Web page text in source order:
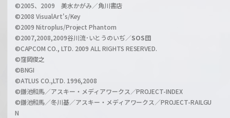
n
l
©2005、2009 美水かがみ／角川書店
©2008 VisualArt's/Key
©2009 Nitroplus/Project Phantom
©2007,2008,2009谷川流･いとうのいぢ／SOS団
©CAPCOM CO., LTD. 2009 ALL RIGHTS RESERVED.
©窪岡俊之
©BNGI
©ATLUS CO.,LTD. 1996,2008
©鎌池和馬／アスキー・メディアワークス／PROJECT-INDEX
©鎌池和馬／冬川基／アスキー・メディアワークス／PROJECT-RAILGU
N